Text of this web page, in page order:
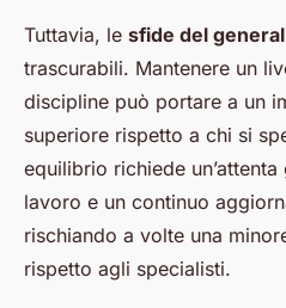
Tuttavia, le sfide del
trascurabili. Mantenere un
discipline può portare a un
superiore rispetto a chi si
equilibrio richiede
lavoro e un continuo
rischiando a volte una
rispetto agli specialisti.